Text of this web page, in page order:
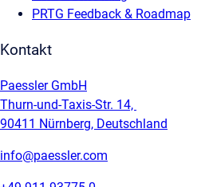
PRTG Feedback & Roadmap
Kontakt
Paessler GmbH
Thurn-und-Taxis-Str. 14,
90411 Nürnberg, Deutschland
info@paessler.com